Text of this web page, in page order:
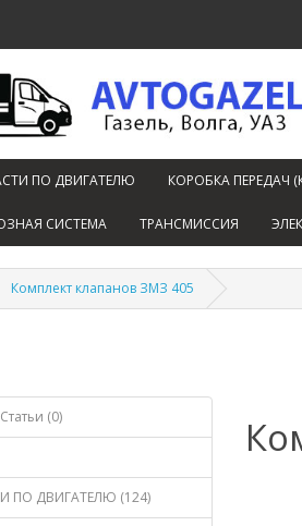
ПО ДВИГАТЕЛЮ КОРОБКА ПЕРЕДАЧ
СИСТЕМА ТРАНСМИССИЯ
Комплект клапанов ЗМЗ 405
(0)
ПО ДВИГАТЕЛЮ (124)